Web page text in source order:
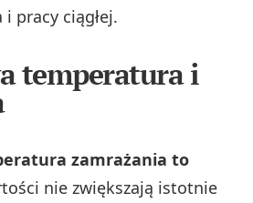
pracy ciągłej.
temperatura i
zamrażania to
nie zwiększają istotnie